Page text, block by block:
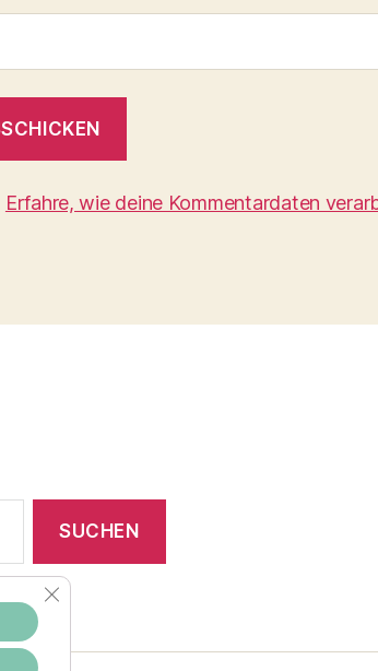
Erfahre, wie deine Kommentardaten
GDPR COOKIE-BANNER SCHLIESSEN